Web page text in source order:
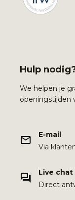
Hulp
We helpen je
openingstijden
E-mail
Via
Live chat
Direct